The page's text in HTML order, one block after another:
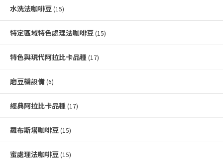
水洗法咖啡豆 (15)
特定區域特色處理法咖啡豆 (15)
特色與現代阿拉比卡品種 (17)
磨豆機設備 (6)
經典阿拉比卡品種 (17)
羅布斯塔咖啡豆 (15)
蜜處理法咖啡豆 (15)